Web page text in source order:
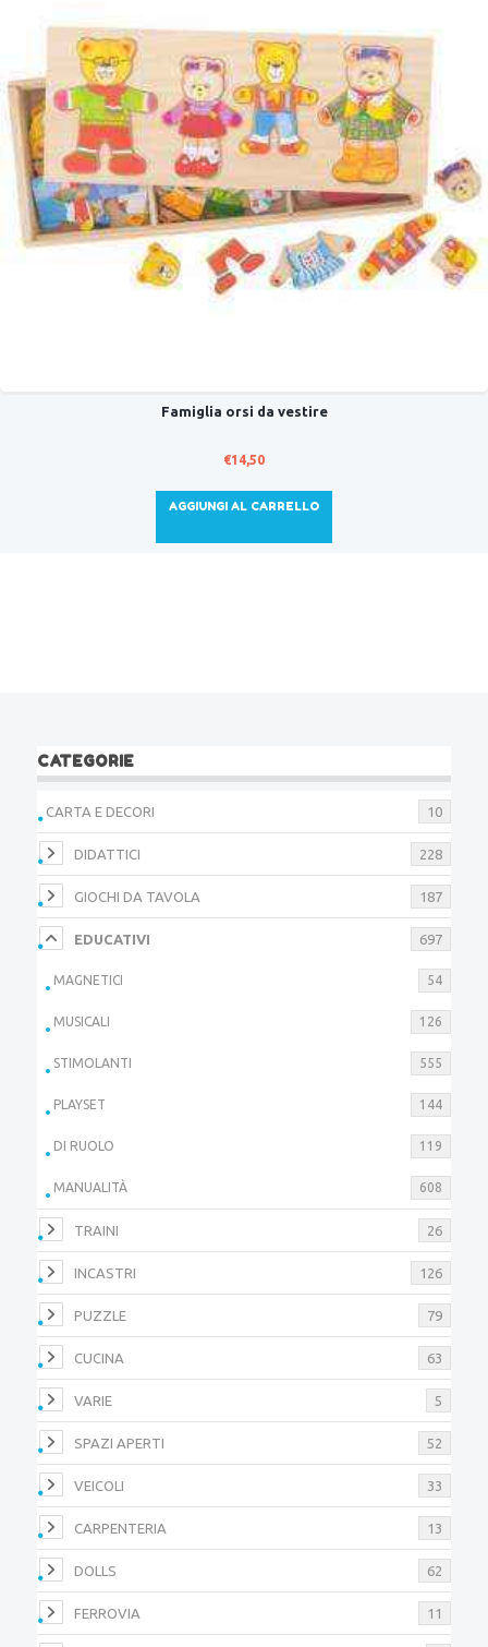
Famiglia orsi da vestire
€14,50
AGGIUNGI AL CARRELLO
CATEGORIE
CARTA E DECORI 10
DIDATTICI 228
GIOCHI DA TAVOLA 187
EDUCATIVI 697
MAGNETICI 54
MUSICALI 126
STIMOLANTI 555
PLAYSET 144
DI RUOLO 119
MANUALITÀ 608
TRAINI 26
INCASTRI 126
PUZZLE 79
CUCINA 63
VARIE 5
SPAZI APERTI 52
VEICOLI 33
CARPENTERIA 13
DOLLS 62
FERROVIA 11